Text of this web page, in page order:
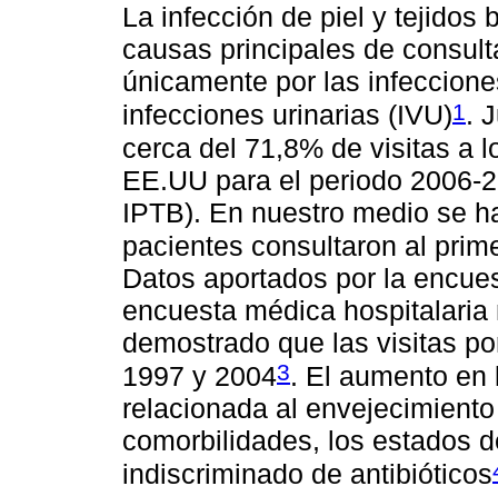
La infección de piel y tejidos
causas principales de
únicamente por las
infecciones urinarias (IVU)1 .
cerca del 71,8% de visitas a
EE.UU para el periodo 2006-
IPTB). En nuestro medio se
pacientes consultaron al
Datos aportados por la
encuesta médica
demostrado que las visitas
1997 y 20043. El aumento
relacionada al
comorbilidades, los estados
indiscriminado de antibióticos